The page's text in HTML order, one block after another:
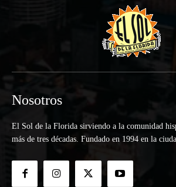
Nosotros
El Sol de la Florida sirviendo a la comunidad
más de tres décadas. Fundado en 1994 en la